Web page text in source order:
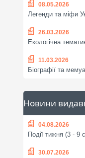
08.05.2026
Легенди та міфи
26.03.2026
Екологічна
11.03.2026
Біографії та
Новини
04.08.2026
Події тижня (3 - 9
30.07.2026